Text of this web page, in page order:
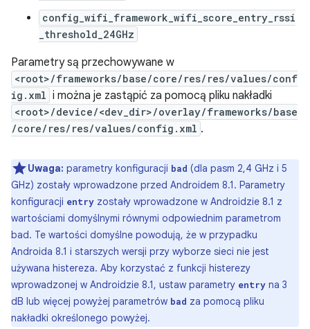
config_wifi_framework_wifi_score_entry_rssi
_threshold_24GHz
Parametry są przechowywane w
<root>/frameworks/base/core/res/res/values/conf
ig.xml i można je zastąpić za pomocą pliku nakładki
<root>/device/<dev_dir>/overlay/frameworks/base
/core/res/res/values/config.xml .
Uwaga: parametry konfiguracji bad (dla pasm 2,4 GHz i 5
GHz) zostały wprowadzone przed Androidem 8.1. Parametry
konfiguracji entry zostały wprowadzone w Androidzie 8.1 z
wartościami domyślnymi równymi odpowiednim parametrom
bad. Te wartości domyślne powodują, że w przypadku
Androida 8.1 i starszych wersji przy wyborze sieci nie jest
używana histereza. Aby korzystać z funkcji histerezy
wprowadzonej w Androidzie 8.1, ustaw parametry entry na 3
dB lub więcej powyżej parametrów bad za pomocą pliku
nakładki określonego powyżej.